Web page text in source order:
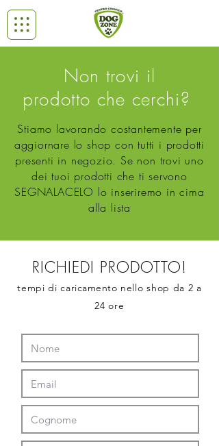
Non trovi il
prodotto che cerchi?
Stiamo lavorando costantemente per
aggiornare lo shop con tutti i prodotti
presenti in negozio. Se non trovi uno
dei tuoi prodotti che ti servono
SEGNALACELO lo inseriremo in cima
alla lista
RICHIEDI PRODOTTO!
tempi dicaricamento nello shop da 2 a
24 ore